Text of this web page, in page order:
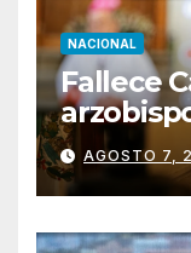
NACIONAL
Fallece
AGOSTO 7,